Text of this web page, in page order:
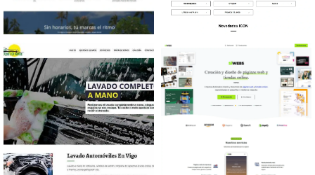
Diseño web Alquiler
autocaravanas
Diseño tienda online Tienda
online para productos de
belleza de la marca I.C.O.N.
y GHD